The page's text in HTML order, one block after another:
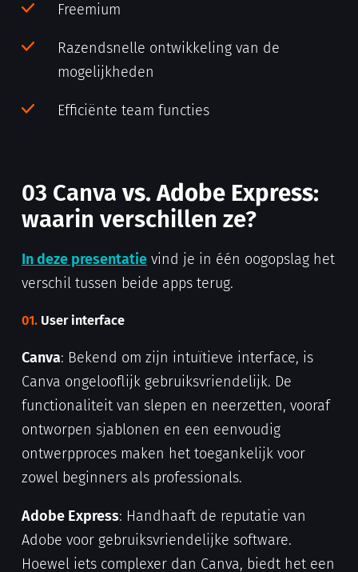
Freemium
Razendsnelle ontwikkeling van de
mogelijkheden
Efficiënte team functies
03 Canva vs. Adobe Express:
waarin verschillen ze?
In deze presentatie vind je in één oogopslag het
verschil tussen beide apps terug.
01. User interface
Canva: Bekend om zijn intuïtieve interface, is
Canva ongelooflijk gebruiksvriendelijk. De
functionaliteit van slepen en neerzetten, vooraf
ontworpen sjablonen en een eenvoudig
ontwerpproces maken het toegankelijk voor
zowel beginners als professionals.
Adobe Express: Handhaaft de reputatie van
Adobe voor gebruiksvriendelijke software.
Hoewel iets complexer dan Canva, biedt het een